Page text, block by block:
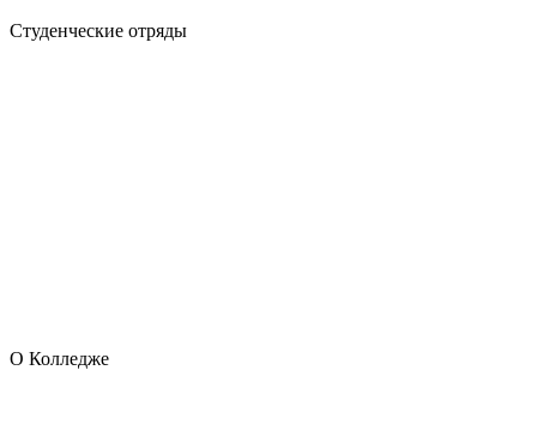
Студенческие отряды
О Колледже